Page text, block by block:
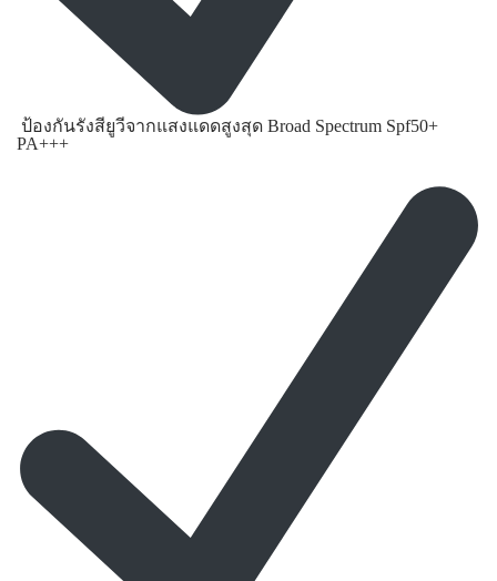
ป้องกันรังสียูวีจากแสงแดดสูงสุด Broad Spectrum Spf50+
PA+++